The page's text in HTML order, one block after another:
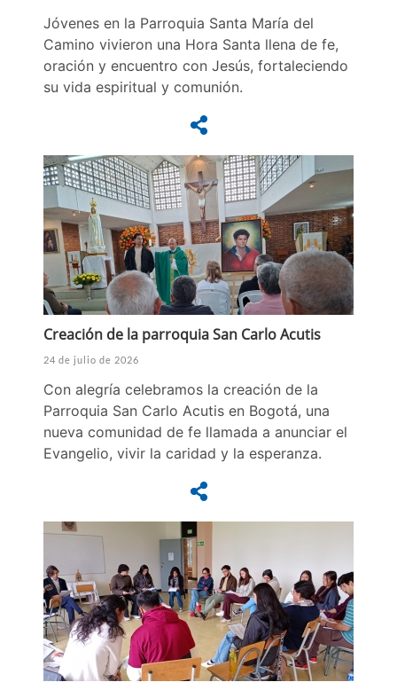
Jóvenes en la Parroquia Santa María del
Camino vivieron una Hora Santa llena de fe,
oración y encuentro con Jesús, fortaleciendo
su vida espiritual y comunión.
Creación de la parroquia San Carlo Acutis
24 de julio de 2026
Con alegría celebramos la creación de la
Parroquia San Carlo Acutis en Bogotá, una
nueva comunidad de fe llamada a anunciar el
Evangelio, vivir la caridad y la esperanza.